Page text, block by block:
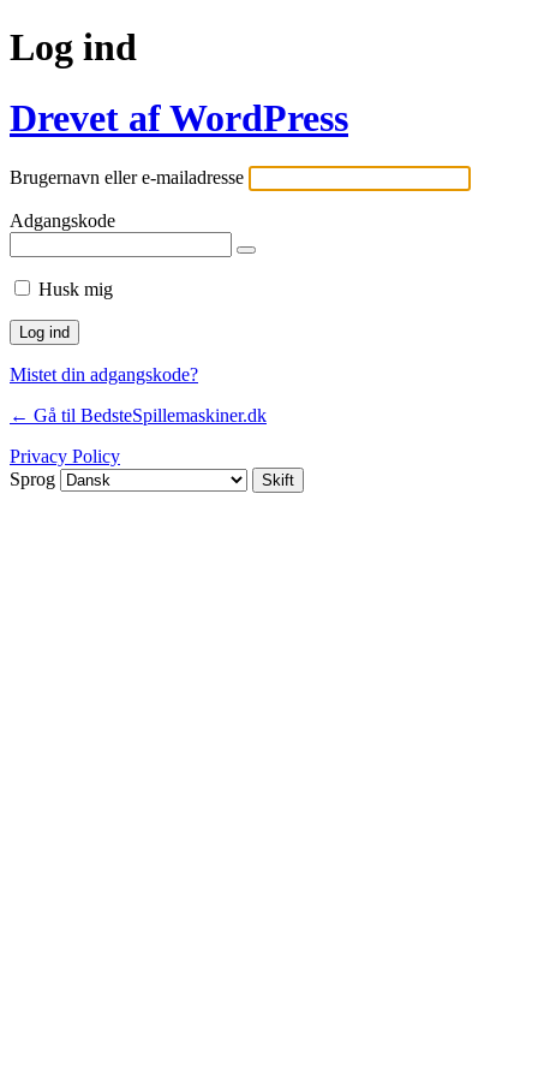
Log ind
Drevet af WordPress
Brugernavn eller e-mailadresse
Adgangskode
Husk mig
Mistet din adgangskode?
← Gå til BedsteSpillemaskiner.dk
Privacy Policy
Sprog